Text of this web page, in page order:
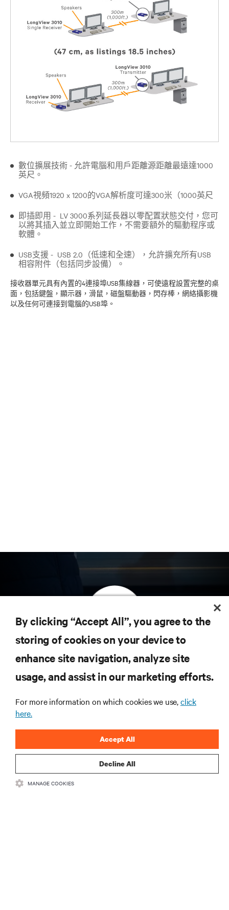
數位擴展技術 - 允許電腦和用戶距離源距離最遠達1000
英尺。
VGA視頻1920 x 1200的VGA解析度可達300米（1000英尺
即插即用 - LV 3000系列延長器以零配置狀態交付，您可
以將其插入並立即開始工作，不需要額外的驅動程序或
軟體。
USB支援 - USB 2.0（低速和全速），允許擴充所有USB
相容附件（包括同步設備）。
接收器單元具有內置的4連接埠USB集線器，可使遠程設置完整的桌
面，包括鍵盤，顯示器，滑鼠，磁盤驅動器，閃存棒，網絡攝影機
以及任何可連接到電腦的USB埠。
订阅获取最新技术潮流动态
定期获取行业重要领域新信息，以及数据中心
和基础设施管理方面的新鲜讨论与专家洞见。
立即注册
By clicking “Accept All”, you agree to the
storing of cookies on your device to
enhance site navigation, analyze site
usage, and assist in our marketing efforts.
For more information on which cookies we use,click
here.
Decline All
Accept All
MANAGE COOKIES